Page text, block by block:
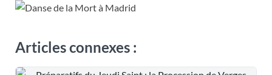
Articles connexes :